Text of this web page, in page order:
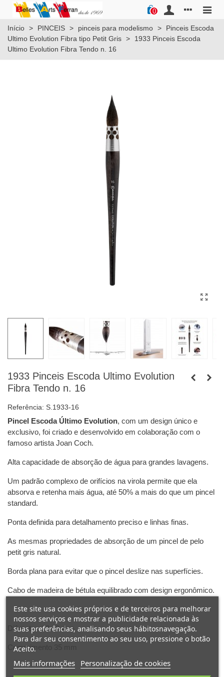
0
Início > PINCEIS > pinceis para modelismo >
Pinceis Escoda
Ultimo Evolution Fibra tipo Petit Gris >
1933 Pinceis Escoda
Ultimo Evolution Fibra Tendo n. 16
1933 Pinceis Escoda Ultimo Evolution
Fibra Tendo n. 16
Referência: S.1933-16
Pincel Escoda Último Evolution, com um design único e
exclusivo, foi criado e desenvolvido em colaboração com o
famoso artista Joan Coch.
Alta capacidade de absorção de água para grandes lavagens.
Um padrão complexo de orifícios na virola permite que ela
absorva e retenha mais água, até 50% a mais do que um pincel
standard.
Ponta definida para detalhamento preciso e linhas finas.
As mesmas propriedades de absorção de um pincel de pelo
petit gris natural.
Borda plana para evitar que o pincel deslize nas superfícies.
Cabo de madeira de bétula equilibrado com design ergonômico.
Diâmetro. 13,10 mm
Comprimento 35 mm
Este site usa cookies próprios e de terceiros para melhorar
nossos serviços e mostrar a publicidade relacionada às
suas preferências, analisando seus hábitosnavegação.
Para dar seu consentimento ao seu uso, pressione o botão
Aceito.
Mais informações Personalização de cookies